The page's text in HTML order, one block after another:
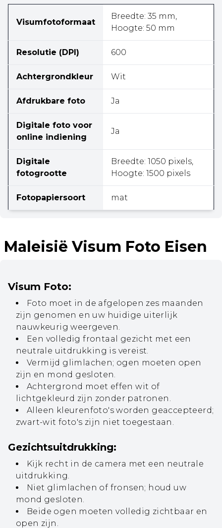
Visumfotoformaat
Breedte: 35 mm,
Hoogte: 50 mm
Resolutie (DPI) 600
Achtergrondkleur Wit
Afdrukbare foto Ja
Digitale foto voor
online indiening
Ja
Digitale
fotogrootte
Breedte: 1050 pixels,
Hoogte: 1500 pixels
Fotopapiersoort mat
Maleisië Visum Foto Eisen
Visum Foto:
Foto moet in de afgelopen zes maanden
zijn genomen en uw huidige uiterlijk
nauwkeurig weergeven.
Een volledig frontaal gezicht met een
neutrale uitdrukking is vereist.
Vermijd glimlachen; ogen moeten open
zijn en mond gesloten.
Achtergrond moet effen wit of
lichtgekleurd zijn zonder patronen.
Alleen kleurenfoto's worden geaccepteerd;
zwart-wit foto's zijn niet toegestaan.
Gezichtsuitdrukking:
Kijk recht in de camera met een neutrale
uitdrukking.
Niet glimlachen of fronsen; houd uw
mond gesloten.
Beide ogen moeten volledig zichtbaar en
open zijn.